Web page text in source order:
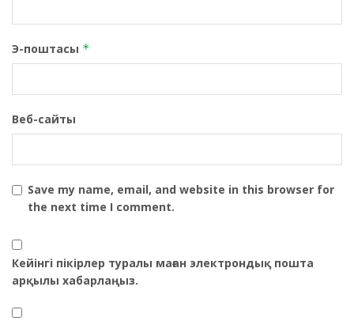
Э-поштасы *
Веб-сайты
Save my name, email, and website in this browser for
the next time I comment.
Кейінгі пікірлер туралы маған электрондық пошта
арқылы хабарлаңыз.